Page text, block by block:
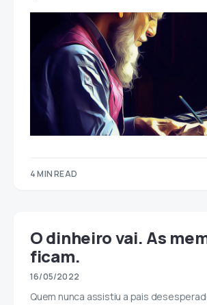
4 MIN READ
O dinheiro vai. As
ficam.
16/05/2022
Quem nunca assistiu a pais